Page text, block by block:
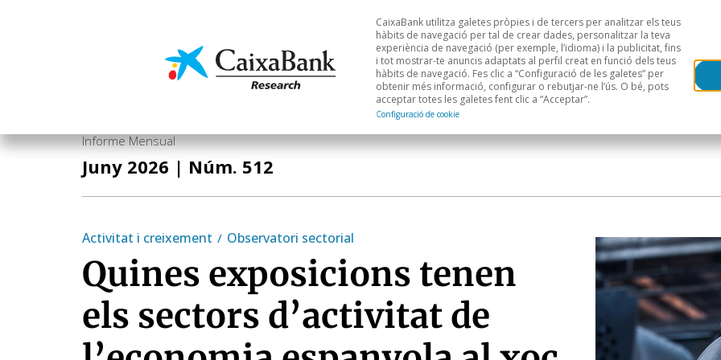
Economia i mercats Anàlisi sectorial Àrees geogràfiques
CaixaBank utilitza galetes pròpies i de tercers per analitzar els teus
hàbits de navegació per tal de crear dades, personalitzar la teva
experiència de navegació (per exemple, l’idioma) i la publicitat, fins
i tot mostrar-te anuncis adaptats al perfil creat en funció dels teus
hàbits de navegació. Fes clic a “Configuració de les galetes” per
obtenir més informació, configurar o rebutjar-ne l’ús. O bé, pots
acceptar totes les galetes fent clic a “Acceptar”.
Configuració de cookie
Informe Mensual
Juny 2026 | Núm. 512
Activitat i creixement Observatori sectorial
Quines exposicions tenen
els sectors d’activitat de